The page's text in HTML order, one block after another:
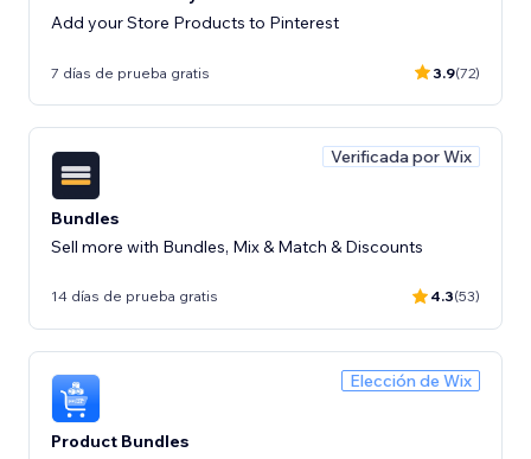
Add your Store Products to Pinterest
7 días de prueba gratis 3.9(72)
Verificada por Wix
Bundles
Sell more with Bundles, Mix & Match & Discounts
14 días de prueba gratis 4.3(53)
Elección de Wix
Product Bundles